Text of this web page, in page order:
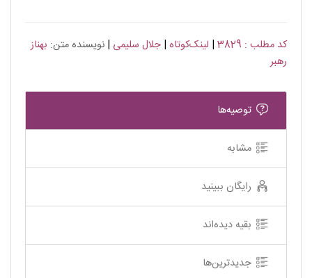
کد مطلب : 3829 | لینک‌کوتاه | جلال سلیمی | نویسنده متن: بهناز
رهبر
توصیه‌ها
مشابه
رایگان ببینید
بقیه دیده‌اند
جدیدترین‌ها